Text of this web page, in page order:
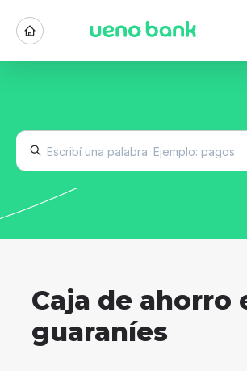
Caja de ahorro
guaraníes